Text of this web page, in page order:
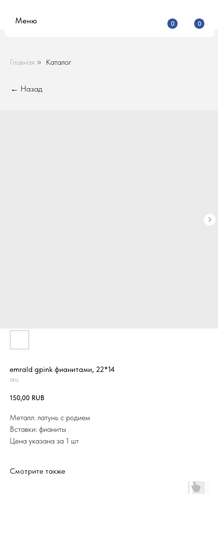
Главная » Каталог
← Назад
emrald gpink фианитами, 22*14
SKU:
150,00 RUB
Металл: латунь с родием
Вставки: фианиты
Цена указана за 1 шт
Смотрите также